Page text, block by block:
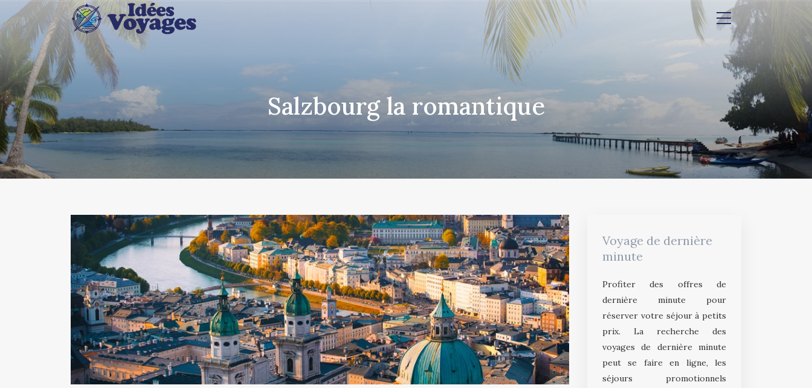
Salzbourg la romantique
Voyage de dernière
minute
Profiter des offres de
dernière minute pour
réserver votre séjour à petits
prix. La recherche des
voyages de dernière minute
peut se faire en ligne, les
séjours promotionnels